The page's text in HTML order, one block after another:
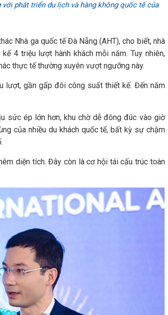
phát triển du lịch và hàng không quốc tế của
Nhà ga quốc tế Đà Nẵng (AHT), cho biết, nhà
4 triệu lượt hành khách mỗi năm. Tuy nhiên,
thực tế thường xuyên vượt ngưỡng này.
lượt, gần gấp đôi công suất thiết kế. Đến năm
sức ép lớn hơn, khu chờ dễ đông đúc vào giờ
của nhiều du khách quốc tế, bất kỳ sự chậm
diện tích. Đây còn là cơ hội tái cấu trúc toàn